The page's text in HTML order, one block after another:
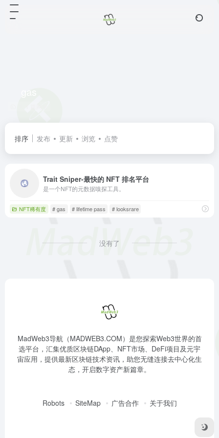
排序 发布 更新 浏览 点赞
Trait Sniper-最快的 NFT 排名平台
是一个NFT的元数据嗅探工具。
NFT稀有度 # gas # lifetime pass # looksrare
没有了
MadWeb3导航（MADWEB3.COM）是您探索Web3世界的首
选平台，汇集优质区块链DApp、NFT市场、DeFi项目及元宇
宙应用，提供最新区块链技术资讯，助您无缝连接去中心化生
态，开启数字资产新篇章。
Robots SiteMap 广告合作 关于我们